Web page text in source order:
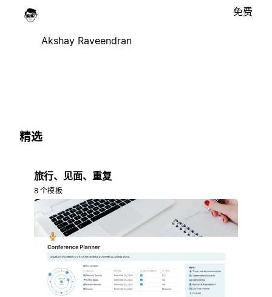
Akshay Raveendran
免费
精选
旅行、见面、重复
8 个模板